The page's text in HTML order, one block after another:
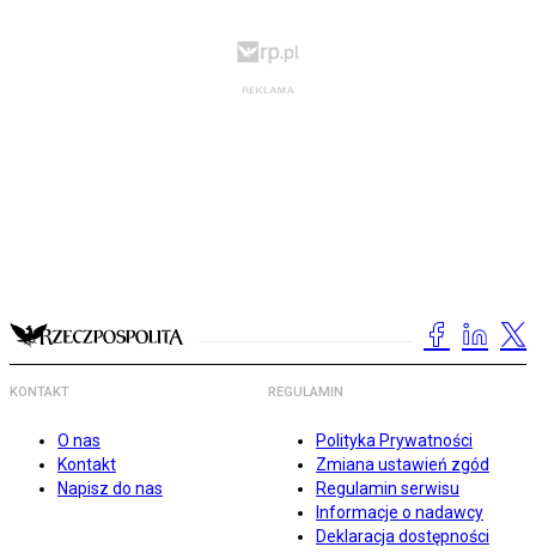
KONTAKT
O nas
Kontakt
Napisz do nas
REGULAMIN
Polityka Prywatności
Zmiana ustawień zgód
Regulamin serwisu
Informacje o nadawcy
Deklaracja dostępności